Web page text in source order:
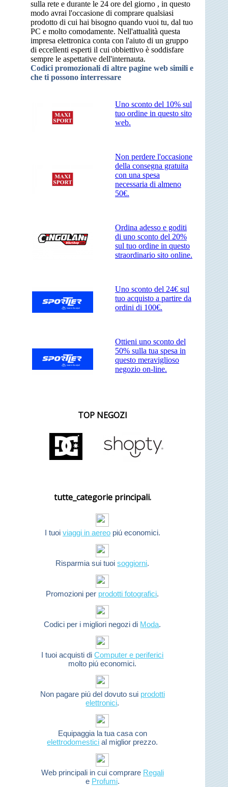
sulla rete e durante le 24 ore del giorno , in questo
modo avrai l'occasione di comprare qualsiasi
prodotto di cui hai bisogno quando vuoi tu, dal tuo
PC e molto comodamente. Nell'attualità questa
impresa elettronica conta con l'aiuto di un gruppo
di eccellenti esperti il cui obbiettivo è soddisfare
sempre le aspettative dell'internauta.
Codici promozionali di altre pagine web simili e
che ti possono interressare
Uno sconto del 10% sul
tuo ordine in questo sito
web.
Non perdere l'occasione
della consegna gratuita
con una spesa
necessaria di almeno
50€.
Ordina adesso e goditi
di uno sconto del 20%
sul tuo ordine in questo
straordinario sito online.
Uno sconto del 24€ sul
tuo acquisto a partire da
ordini di 100€.
Ottieni uno sconto del
50% sulla tua spesa in
questo meraviglioso
negozio on-line.
TOP NEGOZI
tutte_categorie principali.
I tuoi viaggi in aereopiú economici.
Risparmia sui tuoisoggiorni.
Promozioni per prodotti fotografici.
Codici per i migliori negozi di Moda.
I tuoi acquisti diComputer e periferici
molto piú economici.
Non pagare piú del dovuto sui prodotti
elettronici.
Equipaggia la tua casa con
elettrodomestici al miglior prezzo.
Web principali in cui comprare Regali
e Profumi.